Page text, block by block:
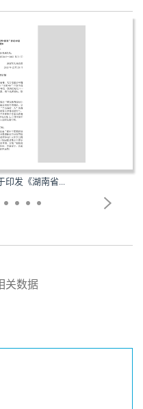
印发《湖南省...
关数据